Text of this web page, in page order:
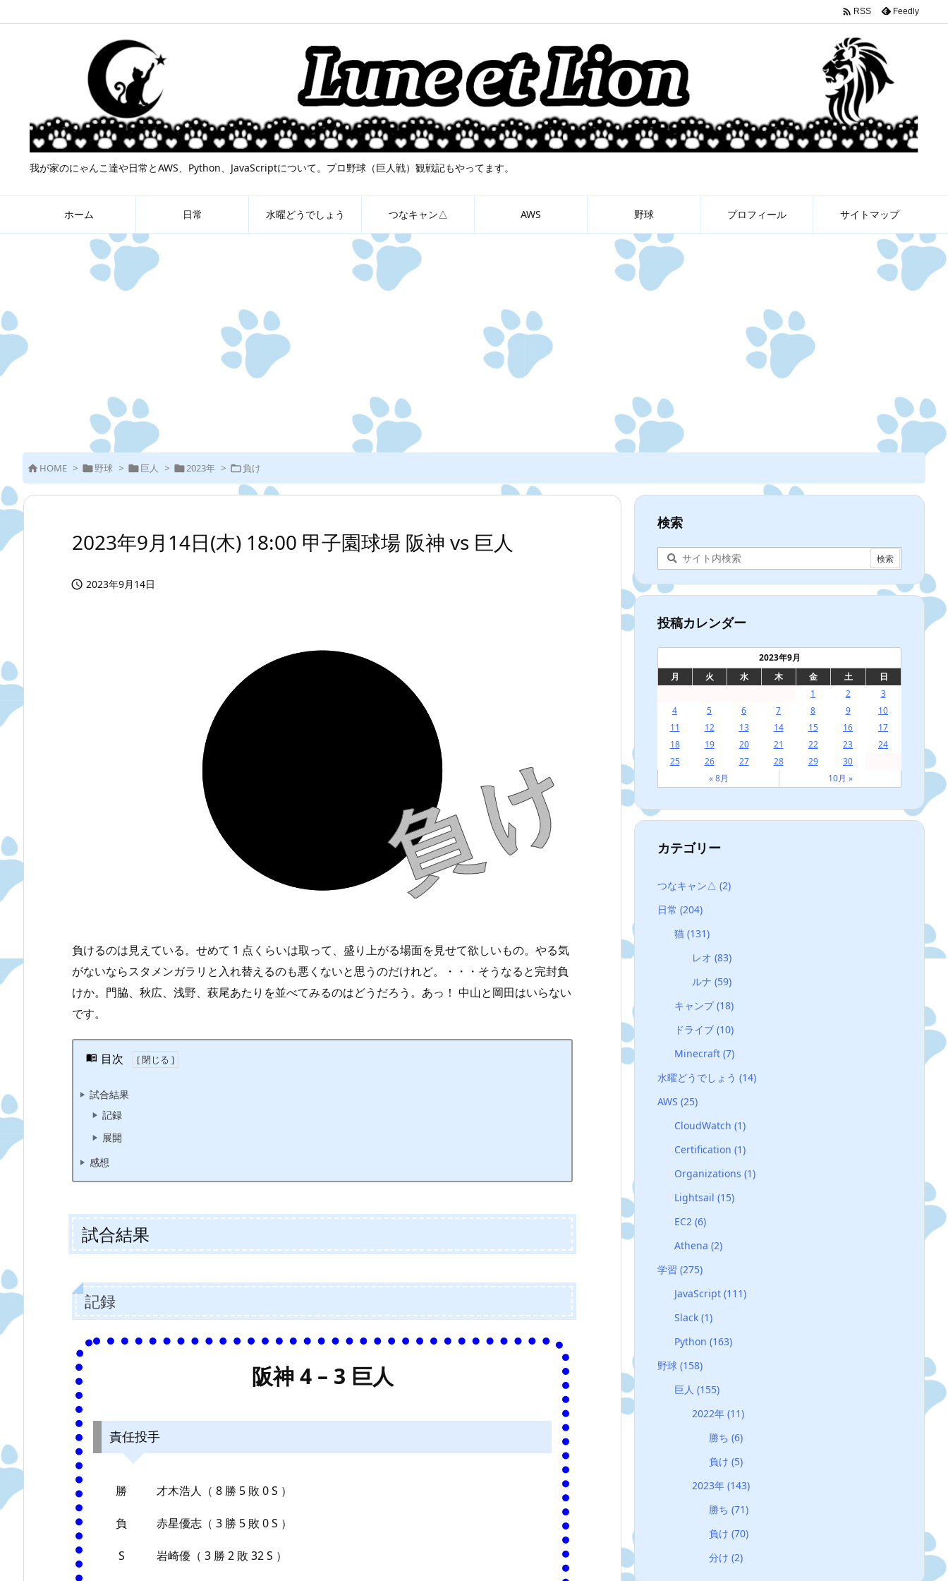
我が家のにゃんこ達や日常とAWS、Python、JavaScriptについて。プロ野球（巨人戦）観戦記もやってます。
ホーム 日常 水曜どうでしょう つなキャン△ AWS 野球 プロフィール サイトマップ
 RSS Feedly
 HOME > 野球 > 巨人 > 2023年 > 負け
2023年9月14日(木) 18:00 甲子園球場 阪神 vs 巨人
 2023年9月14日
負けるのは見えている。せめて 1 点くらいは取って、盛り上がる場面を見せて欲しいもの。やる気
がないならスタメンガラリと入れ替えるのも悪くないと思うのだけれど。・・・そうなると完封負
けか。門脇、秋広、浅野、萩尾あたりを並べてみるのはどうだろう。あっ！ 中山と岡田はいらない
です。
目次
試合結果
記録
展開
感想
試合結果
記録
阪神 4 – 3 巨人
責任投手
勝 才木浩人（ 8 勝 5 敗 0 S ）
負 赤星優志（ 3 勝 5 敗 0 S ）
S 岩崎優（ 3 勝 2 敗 32 S ）
検索
投稿カレンダー
2023年9月
月
火 水 木 金 土
日
1
2
3
4
5 6 7 8 9
10
11
12 13 14 15 16
17
18
19 20 21 22 23
24
25
26 27 28 29
30
« 8月
10月 »
カテゴリー
つなキャン△ (2)
日常 (204)
猫(131)
レオ (83)
ルナ (59)
キャンプ(18)
ドライブ(10)
Minecraft(7)
水曜どうでしょう (14)
AWS (25)
CloudWatch(1)
Certification(1)
Organizations(1)
Lightsail(15)
EC2(6)
Athena(2)
学習 (275)
JavaScript(111)
Slack(1)
Python(163)
野球 (158)
巨人(155)
2022年 (11)
勝ち(6)
負け(5)
2023年 (143)
勝ち(71)
負け(70)
分け(2)